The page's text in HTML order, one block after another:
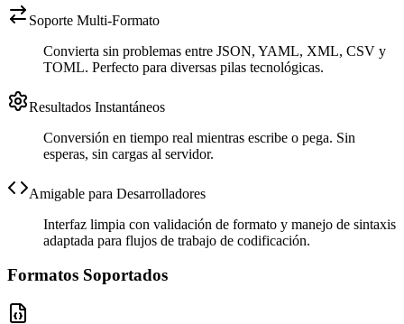
Soporte Multi-Formato
Convierta sin problemas entre JSON, YAML, XML, CSV y
TOML. Perfecto para diversas pilas tecnológicas.
Resultados Instantáneos
Conversión en tiempo real mientras escribe o pega. Sin
esperas, sin cargas al servidor.
Amigable para Desarrolladores
Interfaz limpia con validación de formato y manejo de sintaxis
adaptada para flujos de trabajo de codificación.
Formatos Soportados